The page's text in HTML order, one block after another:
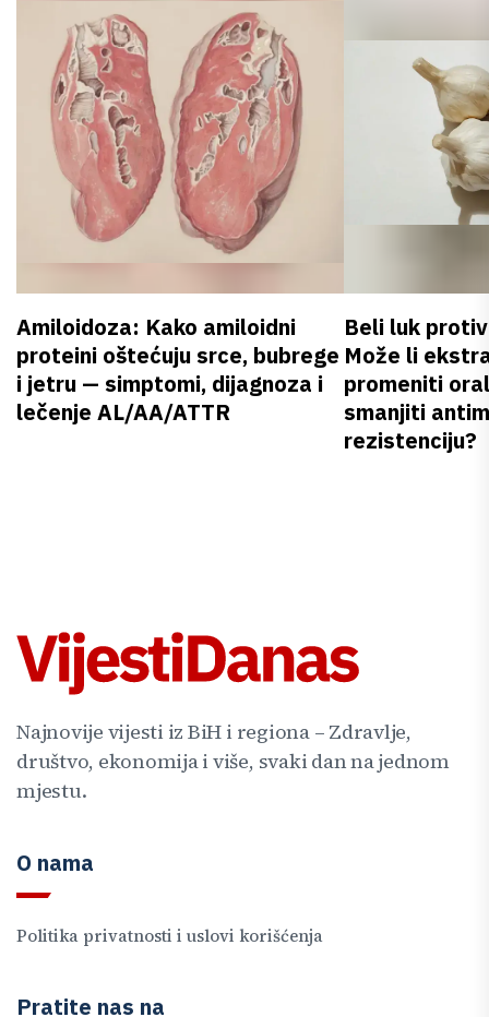
Amiloidoza: Kako amiloidni
proteini oštećuju srce, bubrege
i jetru — simptomi, dijagnoza i
lečenje AL/AA/ATTR
Beli luk
Može li
promeniti
smanjiti
rezistenciju?
Najnovije vijesti iz BiH i regiona – Zdravlje,
društvo, ekonomija i više, svaki dan na jednom
mjestu.
O nama
Politika privatnosti i uslovi korišćenja
Pratite nas na